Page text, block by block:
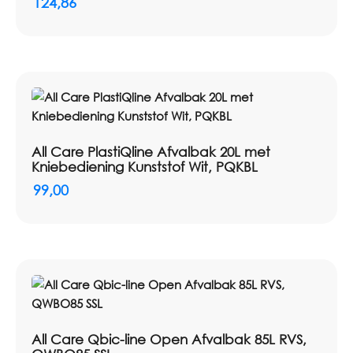
All Care PlastiQline Afvalbak 20L met
Kniebediening Kunststof Wit, PQKBL
99,00
All Care Qbic-line Open Afvalbak 85L RVS,